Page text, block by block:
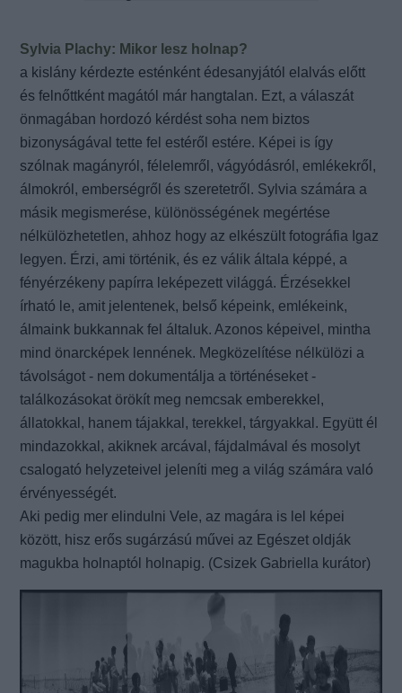
Sylvia Plachy: Mikor lesz holnap?
a kislány kérdezte esténként édesanyjától elalvás előtt
és felnőttként magától már hangtalan. Ezt, a válaszát
önmagában hordozó kérdést soha nem biztos
bizonyságával tette fel estéről estére. Képei is így
szólnak magányról, félelemről, vágyódásról, emlékekről,
álmokról, emberségről és szeretetről. Sylvia számára a
másik megismerése, különösségének megértése
nélkülözhetetlen, ahhoz hogy az elkészült fotográfia Igaz
legyen. Érzi, ami történik, és ez válik általa képpé, a
fényérzékeny papírra leképezett világgá. Érzésekkel
írható le, amit jelentenek, belső képeink, emlékeink,
álmaink bukkannak fel általuk. Azonos képeivel, mintha
mind önarcképek lennének. Megközelítése nélkülözi a
távolságot - nem dokumentálja a történéseket -
találkozásokat örökít meg nemcsak emberekkel,
állatokkal, hanem tájakkal, terekkel, tárgyakkal. Együtt él
mindazokkal, akiknek arcával, fájdalmával és mosolyt
csalogató helyzeteivel jeleníti meg a világ számára való
érvényességét.
Aki pedig mer elindulni Vele, az magára is lel képei
között, hisz erős sugárzású művei az Egészet oldják
magukba holnaptól holnapig. (Csizek Gabriella kurátor)